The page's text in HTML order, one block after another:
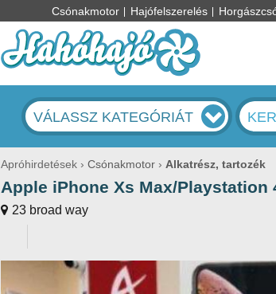
Csónakmotor Hajófelszerelés
VÁLASSZ KATEGÓRIÁT
Apróhirdetések Csónakmotor Alkatrész, tartozék
Apple iPhone Xs Max/Playstation
23 broad way